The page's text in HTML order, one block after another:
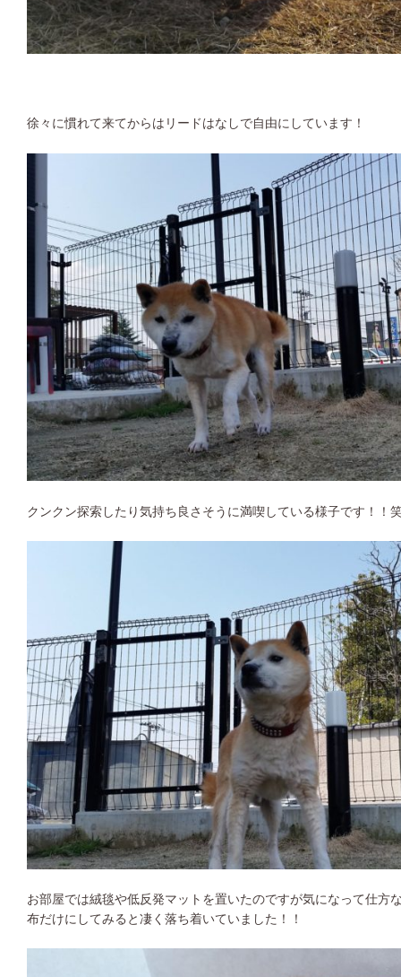
徐々に慣れて来てからはリードはなしで自由にしています！
クンクン探索したり気持ち良さそうに満喫している様子です！！
お部屋では絨毯や低反発マットを置いたのですが気になって仕方
布だけにしてみると凄く落ち着いていました！！